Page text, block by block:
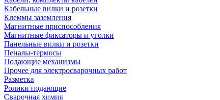
Кабельные вилки и розетки
Клеммы заземления
Магнитные приспособления
Магнитные фиксаторы и уголки
Панельные вилки и розетки
Пеналы-термосы
Подающие механизмы
Прочее для электросварочных работ
Разметка
Ролики подающие
Сварочная химия